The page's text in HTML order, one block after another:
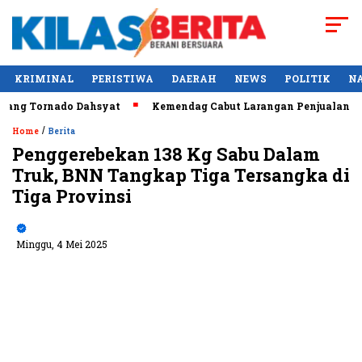
KRIMINAL PERISTIWA DAERAH NEWS POLITIK
Dahsyat Kemendag Cabut Larangan Penjualan Minyak
Home / Berita
Penggerebekan 138 Kg Sabu Dalam
Truk, BNN Tangkap Tiga Tersangka di
Tiga Provinsi
Minggu, 4 Mei 2025